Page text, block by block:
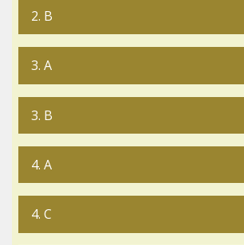
2. B
3. A
3. B
4. A
4. C